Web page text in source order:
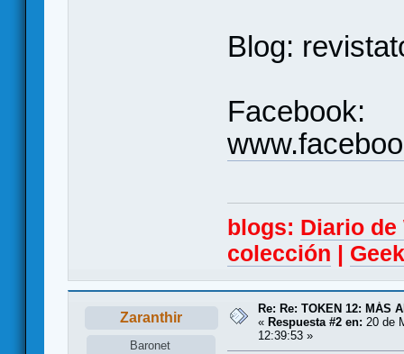
Blog:
Facebook:
blogs: Diario
colección |
Zaranthir
Baronet
Re: Re: TOKEN 12: MÁS
« Respuesta #2 en: 20 de
12:39:53 »